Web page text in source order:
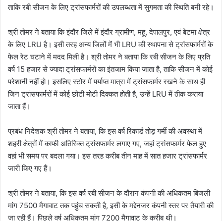
ताकि रबी सीजन के लिए ट्रांसफार्मरों की उपलब्धता में सुगमता की स्थिति बनी रहे।
श्री तोमर ने बताया कि इंदौर जिले में इंदौर ग्रामीण, महू, देपालपुर, एवं बेटमा क्षेत्र
के लिए LRU है। इसी तरह अन्य जिलों में भी LRU की स्थापना से ट्रांसफार्मरों के
फेल रेट घटाने में मदद मिली है। श्री तोमर ने बताया कि रबी सीजन के लिए प्रति
वर्ष 15 हजार से ज्यादा ट्रांसफार्मरों का इंतजाम किया जाता है, ताकि सीजन में कोई
परेशानी नहीं हो। इसलिए स्टोर में पर्याप्त मात्रा में ट्रांसफार्मर रखने के साथ ही
जिन ट्रांसफार्मरों में कोई छोटी मोटी दिक्कत होती है, उन्हें LRU में ठीक कराया
जाता हैं।
प्रबंध निदेशक श्री तोमर ने बताया, कि इस वर्ष रिकार्ड तोड़ गर्मी की अवस्था में
शहरी क्षेत्रों में काफी अतिरिक्त ट्रांसफार्मर लगाए गए, जहां ट्रांसफार्मर फेल हुए
वहां भी समय पर बदला गया। इस तरह करीब तीन माह में सात हजार ट्रांसफार्मर
जारी किए गए हैं।
श्री तोमर ने बताया, कि इस वर्ष रबी सीजन के दौरान कंपनी की अधिकतम बिजली
मांग 7500 मैगावाट तक पहुंच सकती है, इसी के मद्देनजर कंपनी स्तर पर तैयारी की
जा रही हैं। पिछले वर्ष अधिकतम मांग 7200 मैगावाट के करीब थी।